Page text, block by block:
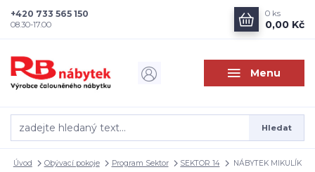
Menu
Hledat
+420 733 565 150
08.30-17.00
0 ks
0,00 Kč
Úvod Obývací pokoje Program Sektor SEKTOR 14
NÁBYTEK MIKULÍK